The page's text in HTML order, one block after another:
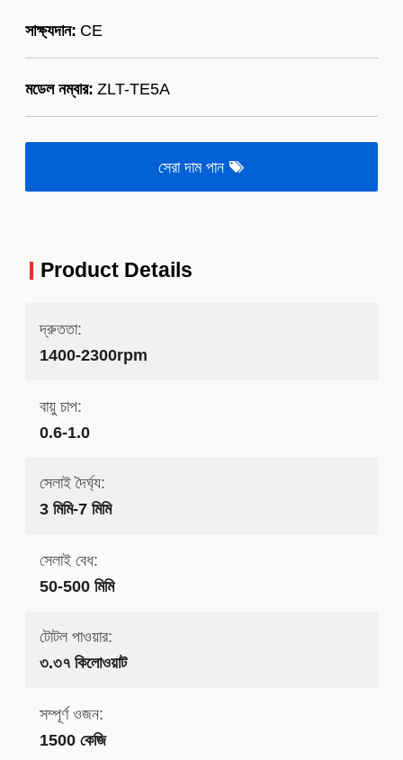
সাক্ষ্যদান: CE
মডেল নম্বার: ZLT-TE5A
সেরা দাম পান
Product Details
দ্রুততা:
1400-2300rpm
বায়ু চাপ:
0.6-1.0
সেলাই দৈর্ঘ্য:
3 মিমি-7 মিমি
সেলাই বেধ:
50-500 মিমি
টোটল পাওয়ার:
৩.৩৭ কিলোওয়াট
সম্পূর্ণ ওজন:
1500 কেজি